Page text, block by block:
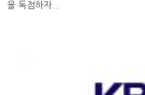
을 독점하자...